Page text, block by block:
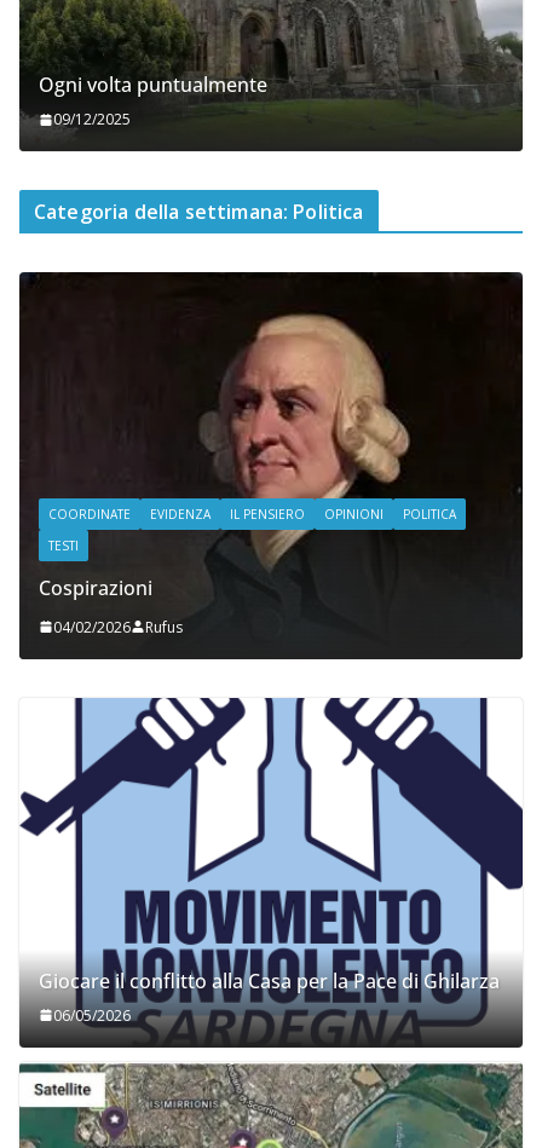
Ogni volta puntualmente
09/12/2025
Categoria della settimana: Politica
COORDINATE EVIDENZA IL PENSIERO OPINIONI
POLITICA
TESTI
Cospirazioni
04/02/2026 Rufus
Giocare il conflitto alla Casa per la Pace di Ghilarza
06/05/2026